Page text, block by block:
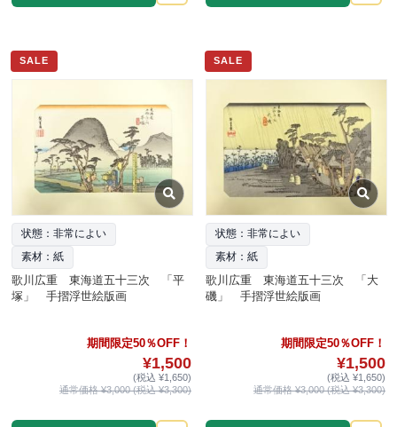
SALE
状態：非常によい
素材：紙
歌川広重 東海道五十三次 「平
塚」 手摺浮世絵版画
期間限定50％OFF！
¥1,500
(税込 ¥1,650)
通常価格 ¥3,000 (税込 ¥3,300)
SALE
状態：非常によい
素材：紙
歌川広重 東海道五十三次 「大
磯」 手摺浮世絵版画
期間限定50％OFF！
¥1,500
(税込 ¥1,650)
通常価格 ¥3,000 (税込 ¥3,300)